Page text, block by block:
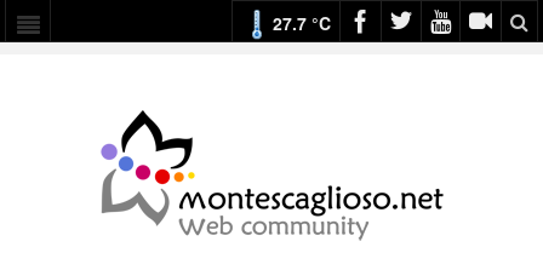
27.7 °C